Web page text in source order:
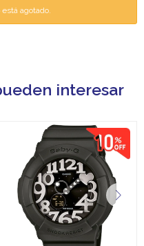
agotado.
interesar